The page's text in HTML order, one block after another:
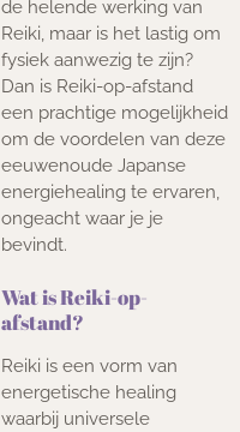
de helende werking van
Reiki, maar is het lastig om
fysiek aanwezig te zijn?
Dan is Reiki-op-afstand
een prachtige mogelijkheid
om de voordelen van deze
eeuwenoude Japanse
energiehealing te ervaren,
ongeacht waar je je
bevindt.
Wat is Reiki-op-
afstand?
Reiki is een vorm van
energetische healing
waarbij universele